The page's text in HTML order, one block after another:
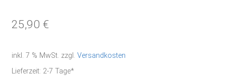
25,90 €
inkl. 7 % MwSt. zzgl. Versandkosten
Lieferzeit: 2-7 Tage*